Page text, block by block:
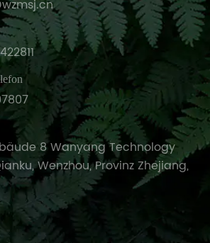
8 Wanyang Technology
Wenzhou, Provinz Zhejiang,